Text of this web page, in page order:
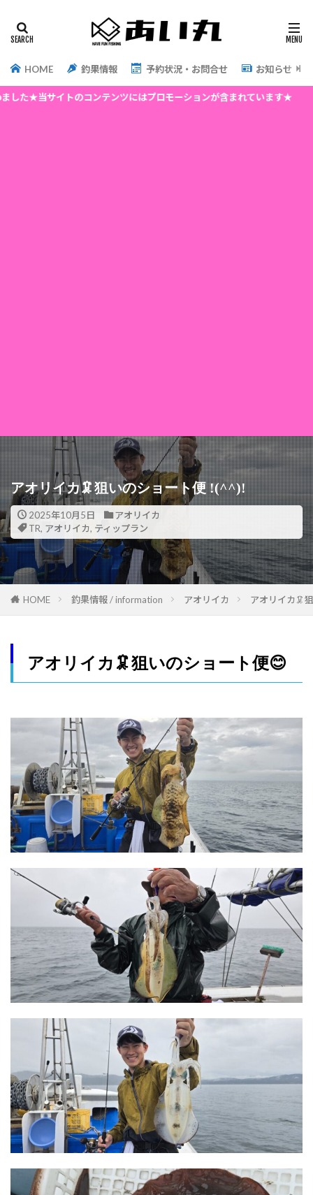
HOME 釣果情報 予約状況・お問合せ お知らせ
テンツにはプロモーションが含まれています★
アオリイカ🦑狙いのショート便 !(^^)!
2025年10月5日
アオリイカ
TR, アオリイカ, ティップラン
HOME 釣果情報 / information アオリイカ アオリイカ🦑
アオリイカ🦑狙いのショート便😊